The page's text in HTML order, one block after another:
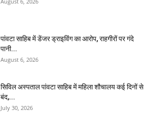
पांवटा साहिब में डेंजर ड्राइविंग का आरोप, राहगीरों पर गंदे
पानी...
August 6, 2026
सिविल अस्पताल पांवटा साहिब में महिला शौचालय कई दिनों से
बंद,...
July 30, 2026